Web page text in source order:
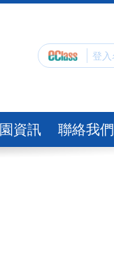
資訊 聯絡我們